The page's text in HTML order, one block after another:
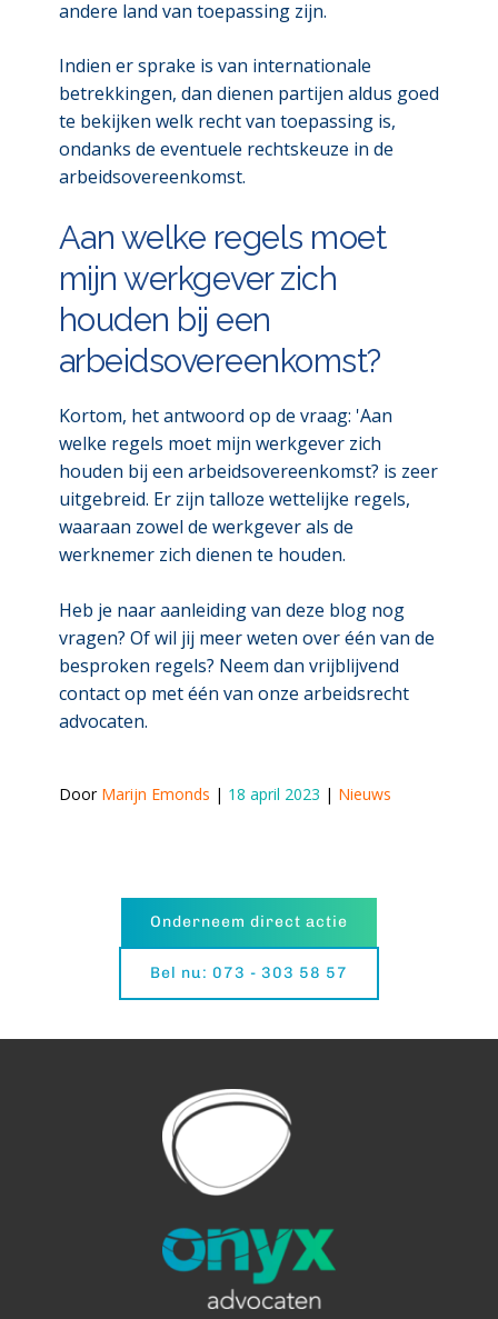
andere land van toepassing zijn.
Indien er sprake is van internationale
betrekkingen, dan dienen partijen aldus goed
te bekijken welk recht van toepassing is,
ondanks de eventuele rechtskeuze in de
arbeidsovereenkomst.
Aan welke regels moet
mijn werkgever zich
houden bij een
arbeidsovereenkomst?
Kortom, het antwoord op de vraag: 'Aan
welke regels moet mijn werkgever zich
houden bij een arbeidsovereenkomst? is zeer
uitgebreid. Er zijn talloze wettelijke regels,
waaraan zowel de werkgever als de
werknemer zich dienen te houden.
Heb je naar aanleiding van deze blog nog
vragen? Of wil jij meer weten over één van de
besproken regels? Neem dan vrijblijvend
contact op met één van onze arbeidsrecht
advocaten.
Door Marijn Emonds | 18 april 2023 | Nieuws
Onderneem direct actie
Bel nu: 073 - 303 58 57